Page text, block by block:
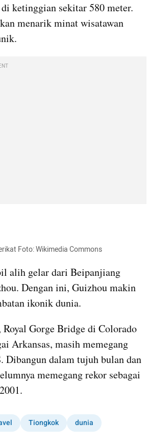
ketinggian sekitar 580 meter.
menarik minat wisatawan
Foto: Wikimedia Commons
alih gelar dari Beipanjiang
Dengan ini, Guizhou makin
ikonik dunia.
Gorge Bridge di Colorado
Arkansas, masih memegang
dalam tujuh bulan dan
memegang rekor sebagai
Tiongkok
dunia